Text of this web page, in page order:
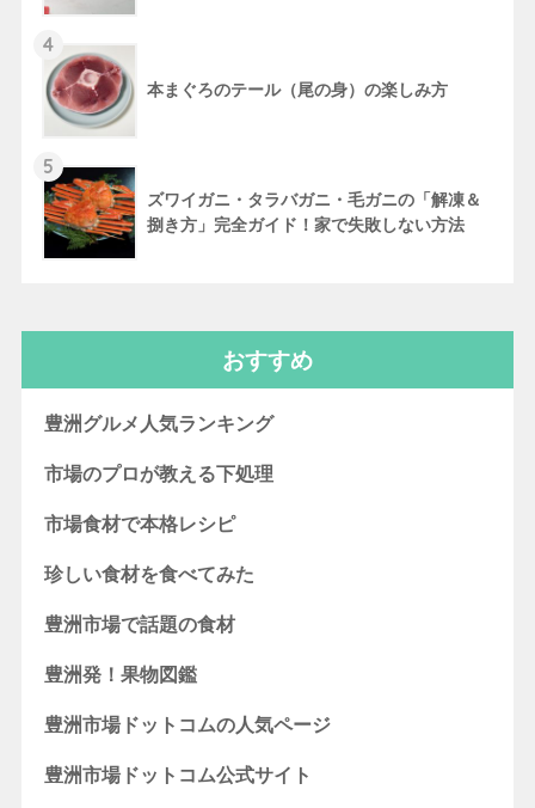
4
本まぐろのテール（尾の身）の楽しみ方
5
ズワイガニ・タラバガニ・毛ガニの「解凍＆
捌き方」完全ガイド！家で失敗しない方法
おすすめ
豊洲グルメ人気ランキング
市場のプロが教える下処理
市場食材で本格レシピ
珍しい食材を食べてみた
豊洲市場で話題の食材
豊洲発！果物図鑑
豊洲市場ドットコムの人気ページ
豊洲市場ドットコム公式サイト